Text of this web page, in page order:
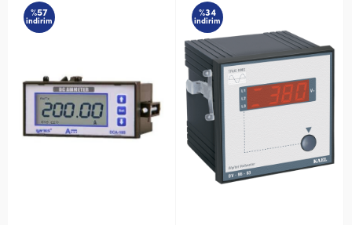
%57
indirim
%34
indirim